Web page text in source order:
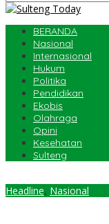
BERANDA
Nasional
Internasional
Hukum
Politika
Pendidikan
Ekobis
Olahraga
Opini
Kesehatan
Sulteng
Headline, Nasional